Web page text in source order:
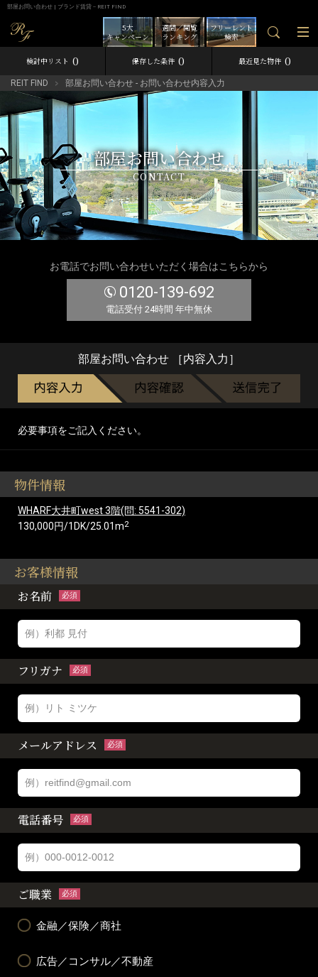
部屋お問い合わせ | ブランド賃貸－REIT FIND
フリーレント
検索
週間／閲覧
ランキング
5大
キャンペーン
検討中リスト 0 保存した条件 0 最近見た物件 0
REIT FIND 部屋お問い合わせ - お問い合わせ内容入力
部屋お問い合わせ
CONTACT
お電話でお問い合わせいただく場合はこちらから
0120-139-692
電話受付 24時間 年中無休
部屋お問い合わせ ［内容入力］
必要事項をご記入ください。
物件情報
WHARF大井町west 3階(問: 5541-302)
130,000円/1DK/25.01m2
お客様情報
お名前 必須
フリガナ 必須
メールアドレス 必須
電話番号 必須
ご職業 必須
金融／保険／商社
広告／コンサル／不動産